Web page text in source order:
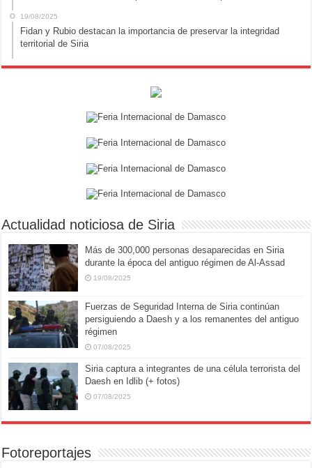
19/08/2025
Fidan y Rubio destacan la importancia de preservar la integridad
territorial de Siria
Actualidad noticiosa de Siria
Más de 300,000 personas desaparecidas en Siria
durante la época del antiguo régimen de Al-Assad
19/08/2025
Fuerzas de Seguridad Interna de Siria continúan
persiguiendo a Daesh y a los remanentes del antiguo
régimen
07/08/2025
Siria captura a integrantes de una célula terrorista del
Daesh en Idlib (+ fotos)
07/08/2025
Fotoreportajes